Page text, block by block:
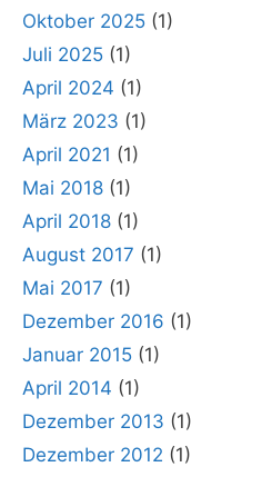
Oktober 2025 (1)
Juli 2025 (1)
April 2024 (1)
März 2023 (1)
April 2021 (1)
Mai 2018 (1)
April 2018 (1)
August 2017 (1)
Mai 2017 (1)
Dezember 2016 (1)
Januar 2015 (1)
April 2014 (1)
Dezember 2013 (1)
Dezember 2012 (1)